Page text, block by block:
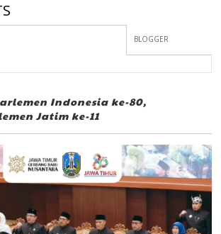
BLOGGER
Indonesia ke-80,
Jatim ke-11